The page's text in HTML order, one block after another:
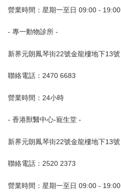
營業時間：星期一至日 09:00 - 19:00
- 專一動物診所 -
新界元朗鳳琴街22號金龍樓地下13號
聯絡電話：2470 6683
營業時間：24小時
- 香港獸醫中心-寵生堂 -
新界元朗鳳琴街22號金龍樓地下13號
聯絡電話：2520 2373
營業時間：星期一至日 09:00 - 19:00